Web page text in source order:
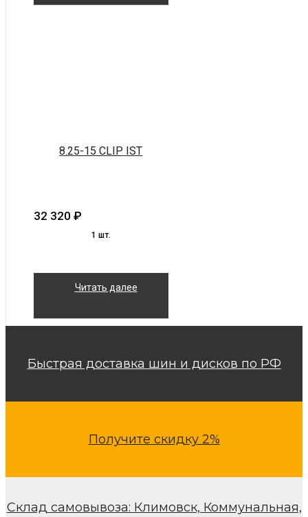
8.25-15 CLIP IST
32 320 ₽
1 шт.
Читать далее
Быстрая доставка шин и дисков по РФ
Получите скидку 2%
Склад самовывоза: Климовск, Коммунальная,